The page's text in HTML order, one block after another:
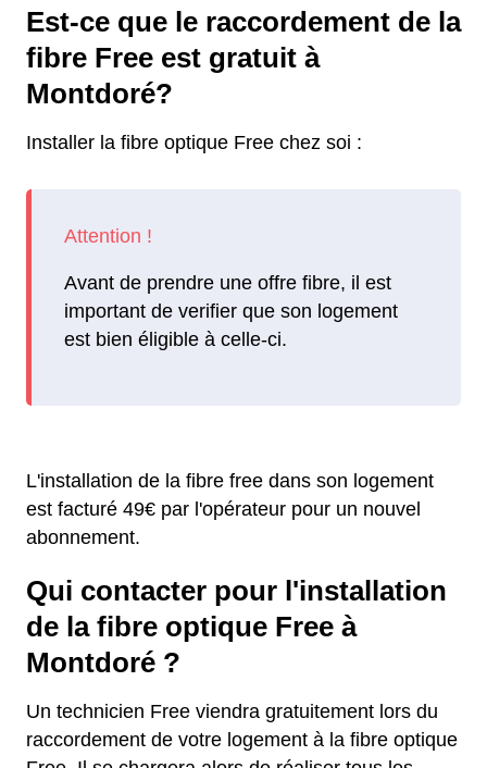
Est-ce que le raccordement de la
fibre Free est gratuit à
Montdoré?
Installer la fibre optique Free chez soi :
Avant de prendre une offre fibre, il est
important de verifier que son logement
est bien éligible à celle-ci.
L'installation de la fibre free dans son logement
est facturé 49€ par l'opérateur pour un nouvel
abonnement.
Qui contacter pour l'installation
de la fibre optique Free à
Montdoré ?
Un technicien Free viendra gratuitement lors du
raccordement de votre logement à la fibre optique